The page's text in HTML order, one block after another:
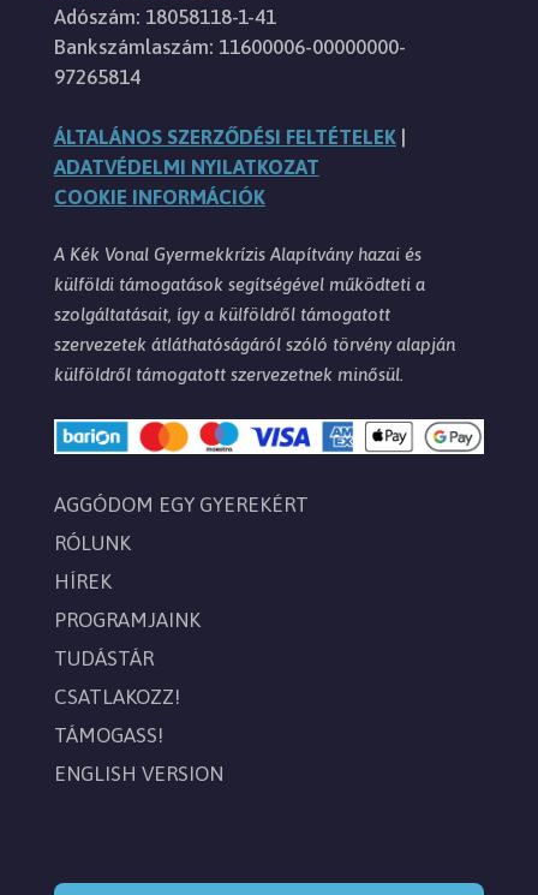
Adószám: 18058118-1-41
Bankszámlaszám: 11600006-00000000-
97265814
ÁLTALÁNOS SZERZŐDÉSI FELTÉTELEK|
ADATVÉDELMI NYILATKOZAT
COOKIE INFORMÁCIÓK
A Kék Vonal Gyermekkrízis Alapítvány hazai és
külföldi támogatások segítségével működteti a
szolgáltatásait, így a külföldről támogatott
szervezetek átláthatóságáról szóló törvény alapján
külföldről támogatott szervezetnek minősül.
AGGÓDOM EGY GYEREKÉRT
RÓLUNK
HÍREK
PROGRAMJAINK
TUDÁSTÁR
CSATLAKOZZ!
TÁMOGASS!
ENGLISH VERSION